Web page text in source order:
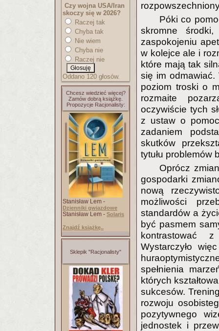
Czy wojna USA/Iran
skoczy się w 2026?
Raczej tak
Chyba tak
Nie wiem
Chyba nie
Raczej nie
Oddano 120 głosów.
Chcesz wiedzieć więcej?
Zamów dobrą książkę.
Propozycje Racjonalisty:
Stanisław Lem -
Dzienniki gwiazdowe
Stanisław Lem - Solaris
Znajdź książkę..
Sklepik "Racjonalisty"
Póki co
skromne
zaspokojeniu
w kolejce ale i
które mają tak
się im
poziom troski o
rozmaite
oczywiście tych
z ustaw o
zadaniem
skutków
tytułu problemów
Oprócz
gospodarki
nową
możliwości
standardów a
być pasmem
kontrastować
Wystarczyło
spełnienia
których
sukcesów.
rozwoju
pozytywnego
jednostek i